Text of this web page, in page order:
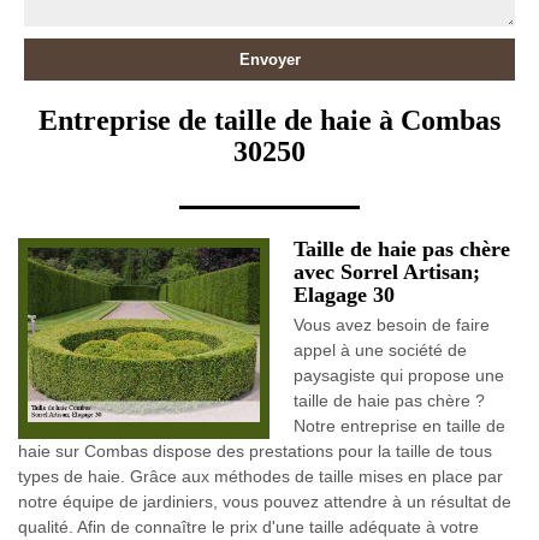
Entreprise de taille de haie à Combas
30250
Taille de haie pas chère
avec Sorrel Artisan;
Elagage 30
Vous avez besoin de faire
appel à une société de
paysagiste qui propose une
taille de haie pas chère ?
Notre entreprise en taille de
haie sur Combas dispose des prestations pour la taille de tous
types de haie. Grâce aux méthodes de taille mises en place par
notre équipe de jardiniers, vous pouvez attendre à un résultat de
qualité. Afin de connaître le prix d'une taille adéquate à votre